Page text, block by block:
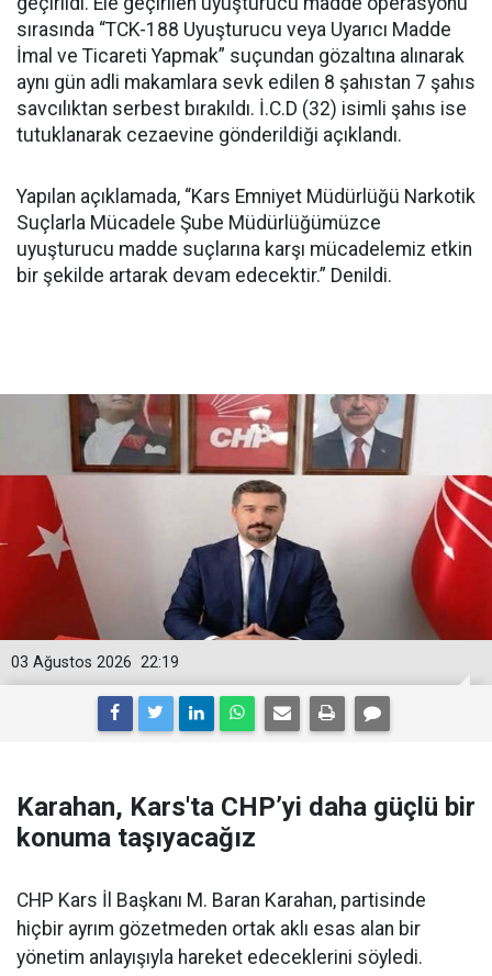
sırasında “TCK-188 Uyuşturucu veya Uyarıcı Madde
İmal ve Ticareti Yapmak” suçundan gözaltına alınarak
aynı gün adli makamlara sevk edilen 8 şahıstan 7 şahıs
savcılıktan serbest bırakıldı. İ.C.D (32) isimli şahıs ise
tutuklanarak cezaevine gönderildiği açıklandı.
Yapılan açıklamada, “Kars Emniyet Müdürlüğü Narkotik
Suçlarla Mücadele Şube Müdürlüğümüzce
uyuşturucu madde suçlarına karşı mücadelemiz etkin
bir şekilde artarak devam edecektir.” Denildi.
22:19
03 Ağustos 2026
Karahan, Kars'ta CHP’yi daha güçlü bir
konuma taşıyacağız
CHP Kars İl Başkanı M. Baran Karahan, partisinde
hiçbir ayrım gözetmeden ortak aklı esas alan bir
yönetim anlayışıyla hareket edeceklerini söyledi.